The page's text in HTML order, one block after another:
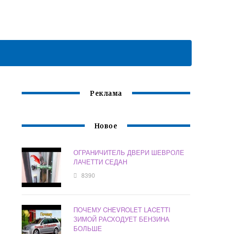
Реклама
Новое
ОГРАНИЧИТЕЛЬ ДВЕРИ ШЕВРОЛЕ
ЛАЧЕТТИ СЕДАН
8390
ПОЧЕМУ CHEVROLET LACETTI
ЗИМОЙ РАСХОДУЕТ БЕНЗИНА
БОЛЬШЕ